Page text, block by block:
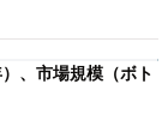
、市場規模（ボト